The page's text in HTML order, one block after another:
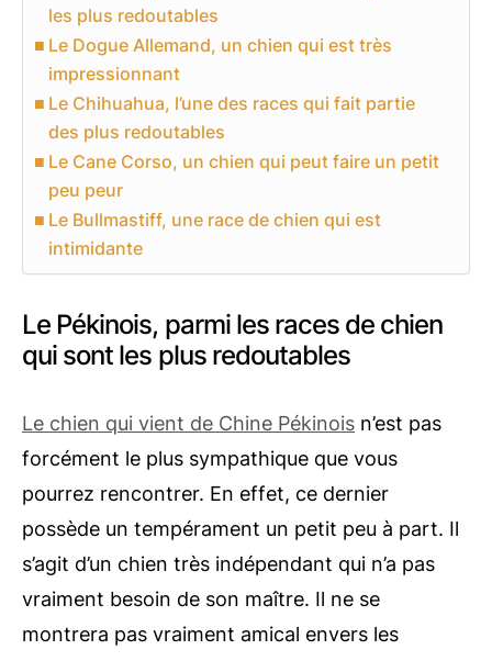
les plus redoutables
Le Dogue Allemand, un chien qui est très
impressionnant
Le Chihuahua, l’une des races qui fait partie
des plus redoutables
Le Cane Corso, un chien qui peut faire un petit
peu peur
Le Bullmastiff, une race de chien qui est
intimidante
Le Pékinois, parmi les races de chien
qui sont les plus redoutables
Le chien qui vient de Chine Pékinois n’est pas
forcément le plus sympathique que vous
pourrez rencontrer. En effet, ce dernier
possède un tempérament un petit peu à part. Il
s’agit d’un chien très indépendant qui n’a pas
vraiment besoin de son maître. Il ne se
montrera pas vraiment amical envers les